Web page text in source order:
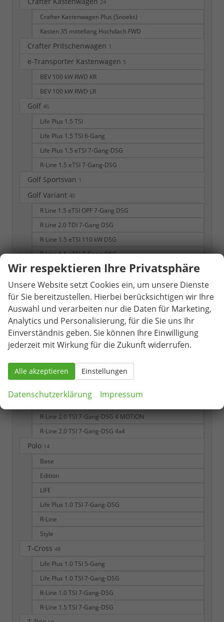
24
Crafter Kastenwagen Plus (Snoeks)
Kasten 35 mittellang Hochdach FWD
Crafter Pritschenwagen 1
e-Transporter Kastenwagen 5
BEV 100 kW RWD KR
BEV 100 kW RWD LR
Golf 46
Life Plus 1.5 TSI
Life Plus 1.5 TSI 6-Gang
Life Plus 1.5 eTSI 7-Gang-DSG
R-Line 1.5 eTSI 7-Gang-DSG
Golf Sportsvan 1
Golf Variant 40
R Line 1.5 eTSI OPF 7-Gang DSG
R Line 2.0 TDI 7-Gang DSG
R-Line 1.5 eTSI 110 kW DSG
R-Line 1.5 eTSI 7-Gang-DSG
R-Line 2.0 TDI 7-Gang-DSG
ID. Cross1
ID. Polo2
Passat Variant
1.5 TSI eHybrid 200 kW R-Line
2.0 TDI 142 kW 4Motion R-Line
City 1.5 eTSI 150PS 7-Gang-DSG
R-Line 2.0 TSI 7-Gang-DSG 4 MOTION
R-Line 2.0 TSI 7-Gang-DSG 4x4
Polo 14
Base
Edition
LIFE
Life Plus 1.0 TSI 7-Gang-DSG
R-Line
Style
T-Cross 48
Life Plus 1.0 TSI 5-Gang
Life Plus 1.0 TSI 7-Gang-DSG
R-Line 1.0 TSI 7-Gang-DSG
R-Line 1.5 TSI 7-Gang-DSG
Wir respektieren Ihre Privatsphäre
Unsere Website setzt Cookies ein, um unsere Dienste
für Sie bereitzustellen. Hierbei berücksichtigen wir Ihre
Auswahl und verarbeiten nur die Daten für Marketing,
Analytics und Personalisierung, für die Sie uns Ihr
Einverständnis geben. Sie können Ihre Einwilligung
jederzeit mit Wirkung für die Zukunft widerrufen.
Alle akzeptieren Einstellungen
Datenschutzerklärung Impressum